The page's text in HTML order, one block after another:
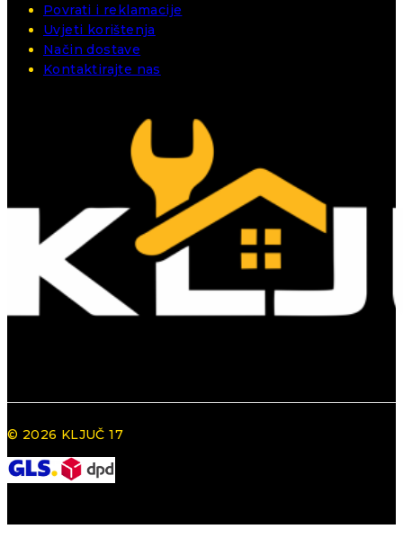
Povrati i reklamacije
Uvjeti korištenja
Način dostave
Kontaktirajte nas
© 2026 KLJUČ 17